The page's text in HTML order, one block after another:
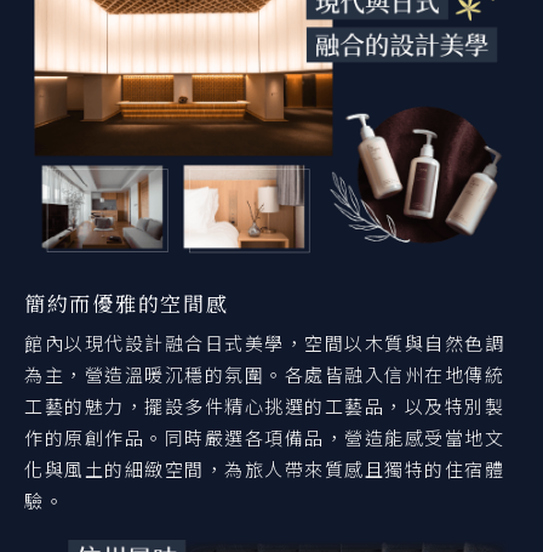
簡約而優雅的空間感
館內以現代設計融合日式美學，空間以木質與自然色調
為主，營造溫暖沉穩的氛圍。各處皆融入信州在地傳統
工藝的魅力，擺設多件精心挑選的工藝品，以及特別製
作的原創作品。同時嚴選各項備品，營造能感受當地文
化與風土的細緻空間，為旅人帶來質感且獨特的住宿體
驗。